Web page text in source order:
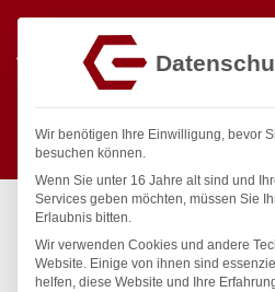
Start / Gastronomiebedarf & Gastro
Präsentation
Schilder & Tafeln
Kartenhalter – 6 Stk., HENDI, 6
Wir benötigen Ihre Einwilligung, bevor
besuchen können.
Wenn Sie unter 16 Jahre alt sind und
Services geben möchten, müssen Sie
Erlaubnis bitten.
Wir verwenden Cookies und andere
Website. Einige von ihnen sind
helfen, diese Website und Ihre